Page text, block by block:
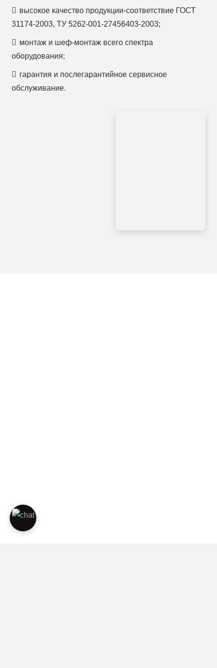
высокое качество продукции-соответствие ГОСТ
31174-2003, ТУ 5262-001-27456403-2003;
монтаж и шеф-монтаж всего спектра
оборудования;
гарантия и послегарантийное сервисное
обслуживание.